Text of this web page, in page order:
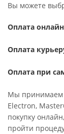
Вы можете
Оплата онлайн
Оплата
Оплата при
Мы принимаем
Electron,
покупку
пройти